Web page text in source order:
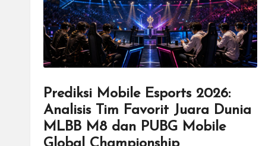
Prediksi Mobile Esports 2026:
Analisis Tim Favorit Juara Dunia
MLBB M8 dan PUBG Mobile